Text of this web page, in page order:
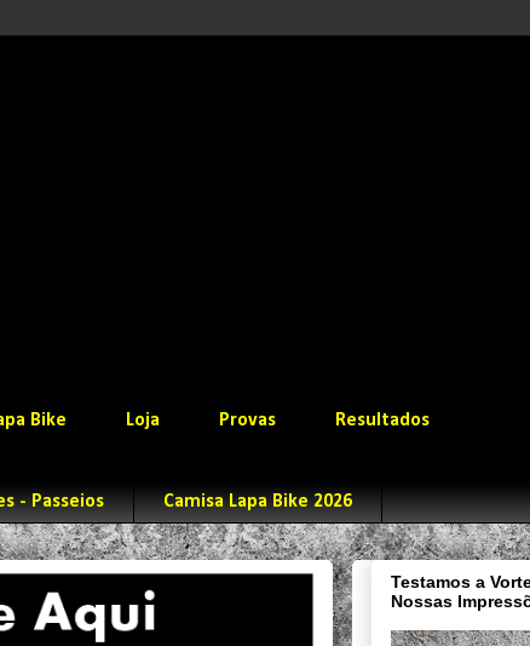
Bike Loja Provas Resultados
- Passeios Camisa Lapa Bike 2026
Testamos a
Nossas